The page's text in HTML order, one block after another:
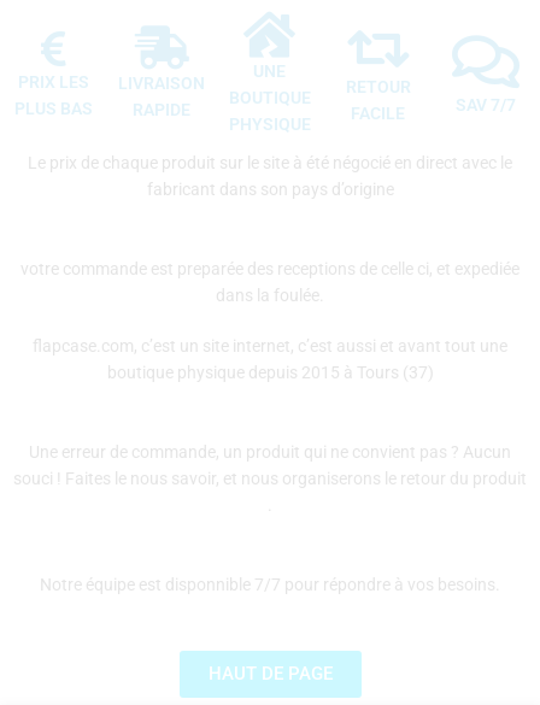
PRIX LES
PLUS BAS
LIVRAISON
RAPIDE
UNE
BOUTIQUE
PHYSIQUE
RETOUR
FACILE
SAV 7/7
Le prix de chaque produit sur le site à été négocié en direct avec le
fabricant dans son pays d’origine
votre commande est preparée des receptions de celle ci, et expediée
dans la foulée.
flapcase.com, c’est un site internet, c’est aussi et avant tout une
boutique physique depuis 2015 à Tours (37)
Une erreur de commande, un produit qui ne convient pas ? Aucun
souci ! Faites le nous savoir, et nous organiserons le retour du produit
Notre équipe est disponnible 7/7 pour répondre à vos besoins.
HAUT DE PAGE